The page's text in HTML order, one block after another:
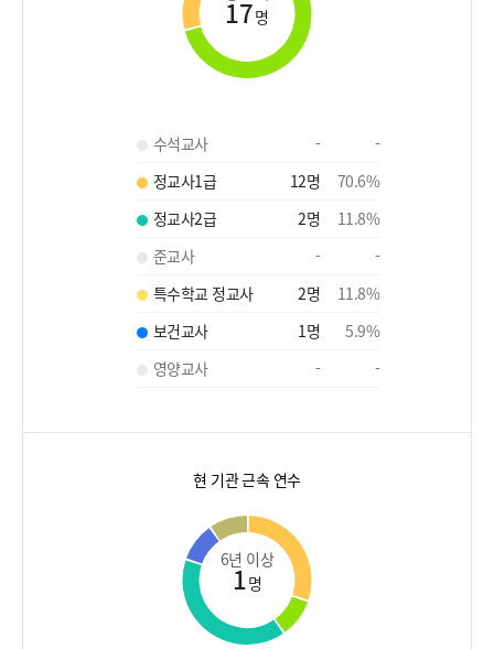
17명
수석교사 -
-
정교사1급
12명 70.6%
정교사2급
2명 11.8%
준교사
-
-
특수학교 정교사
2명 11.8%
보건교사
1명 5.9%
영양교사
- -
현 기관 근속 연수
6년 이상
1명